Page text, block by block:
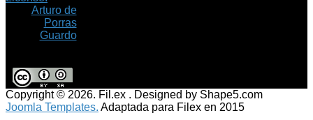
Arturo de
Porras
Guardo
Copyright © 2026. Fil.ex . Designed by Shape5.com
Joomla Templates. Adaptada para Filex en 2015